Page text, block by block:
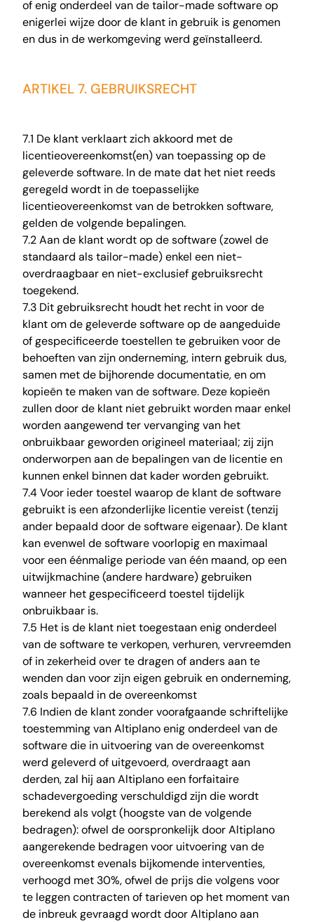
of enig onderdeel van de tailor-made software op
enigerlei wijze door de klant in gebruik is genomen
en dus in de werkomgeving werd geïnstalleerd.
ARTIKEL 7. GEBRUIKSRECHT
7.1 De klant verklaart zich akkoord met de
licentieovereenkomst(en) van toepassing op de
geleverde software. In de mate dat het niet reeds
geregeld wordt in de toepasselijke
licentieovereenkomst van de betrokken software,
gelden de volgende bepalingen.
7.2 Aan de klant wordt op de software (zowel de
standaard als tailor-made) enkel een niet-
overdraagbaar en niet-exclusief gebruiksrecht
toegekend.
7.3 Dit gebruiksrecht houdt het recht in voor de
klant om de geleverde software op de aangeduide
of gespecificeerde toestellen te gebruiken voor de
behoeften van zijn onderneming, intern gebruik dus,
samen met de bijhorende documentatie, en om
kopieën te maken van de software. Deze kopieën
zullen door de klant niet gebruikt worden maar enkel
worden aangewend ter vervanging van het
onbruikbaar geworden origineel materiaal; zij zijn
onderworpen aan de bepalingen van de licentie en
kunnen enkel binnen dat kader worden gebruikt.
7.4 Voor ieder toestel waarop de klant de software
gebruikt is een afzonderlijke licentie vereist (tenzij
ander bepaald door de software eigenaar). De klant
kan evenwel de software voorlopig en maximaal
voor een éénmalige periode van één maand, op een
uitwijkmachine (andere hardware) gebruiken
wanneer het gespecificeerd toestel tijdelijk
onbruikbaar is.
7.5 Het is de klant niet toegestaan enig onderdeel
van de software te verkopen, verhuren, vervreemden
of in zekerheid over te dragen of anders aan te
wenden dan voor zijn eigen gebruik en onderneming,
zoals bepaald in de overeenkomst
7.6 Indien de klant zonder voorafgaande schriftelijke
toestemming van Altiplano enig onderdeel van de
software die in uitvoering van de overeenkomst
werd geleverd of uitgevoerd, overdraagt aan
derden, zal hij aan Altiplano een forfaitaire
schadevergoeding verschuldigd zijn die wordt
berekend als volgt (hoogste van de volgende
bedragen): ofwel de oorspronkelijk door Altiplano
aangerekende bedragen voor uitvoering van de
overeenkomst evenals bijkomende interventies,
verhoogd met 30%, ofwel de prijs die volgens voor
te leggen contracten of tarieven op het moment van
de inbreuk gevraagd wordt door Altiplano aan